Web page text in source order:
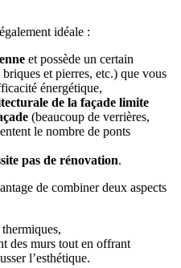
idéale :
et possède un certain
et pierres, etc.) que vous
énergétique,
de la façade limite
(beaucoup de verrières,
le nombre de ponts
pas de rénovation.
de combiner deux aspects
des murs tout en offrant
l’esthétique.